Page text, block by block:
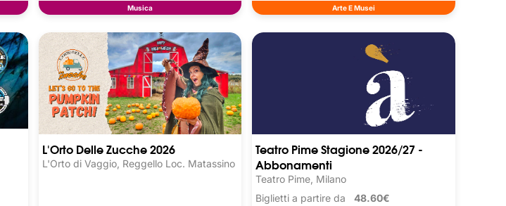
Musica Arte E Musei
L'Orto Delle Zucche 2026
L'Orto di Vaggio, Reggello Loc. Matassino
Teatro Pime Stagione 2026/27 -
Abbonamenti
Teatro Pime, Milano
Biglietti a partire da48.60€